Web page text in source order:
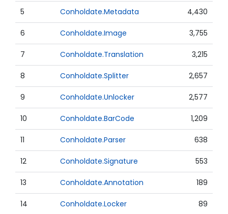
5 Conholdate.Metadata 4,430
6 Conholdate.Image 3,755
7 Conholdate.Translation 3,215
8 Conholdate.Splitter 2,657
9 Conholdate.Unlocker 2,577
10 Conholdate.BarCode 1,209
11 Conholdate.Parser 638
12 Conholdate.Signature 553
13 Conholdate.Annotation 189
14 Conholdate.Locker 89